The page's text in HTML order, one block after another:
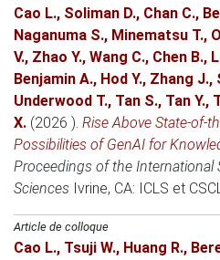
Cao L., Soliman D., Chan C.,
Naganuma S., Minematsu T.,
V., Zhao Y., Wang C., Chen B.,
Benjamin A., Hod Y., Zhang J.,
Underwood T., Tan S., Tan Y.,
X. (2026 ). Rise Above State-of-
Possibilities of GenAI for
Proceedings of the International
Sciences Ivrine, CA: ICLS et
Article de colloque
Cao L., Tsuji W., Huang R.,